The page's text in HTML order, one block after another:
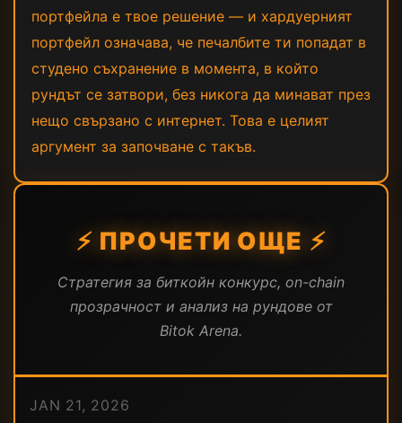
портфейла е твое решение — и хардуерният
портфейл означава, че печалбите ти попадат в
студено съхранение в момента, в който
рундът се затвори, без никога да минават през
нещо свързано с интернет. Това е целият
аргумент за започване с такъв.
⚡ ПРОЧЕТИ ОЩЕ ⚡
Стратегия за биткойн конкурс, on-chain
прозрачност и анализ на рундове от
Bitok Arena.
JAN 21, 2026